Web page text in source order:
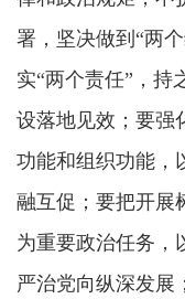
署，坚决做到“两
实“两个责任”，持
设落地见效；要强
功能和组织功能，
融互促；要把开展
为重要政治任务，
严治党向纵深发展